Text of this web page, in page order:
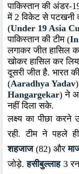
पाकिस्तान की अंडर-
में 2 विकेट से पटखनी
(Under 19 Asia
पाकिस्तान की टीम (
लगाकर जीत हासिल
खोकर हासिल कर
दूसरी जीत है. भारत
(Aaradhya Yadav
Hangargekar) ने
नहीं दिला सके.
लक्ष्य का पीछा करने
रही. टीम ने पहले
शहजाज(82) और
जोड़े.हसीबुल्लाह3